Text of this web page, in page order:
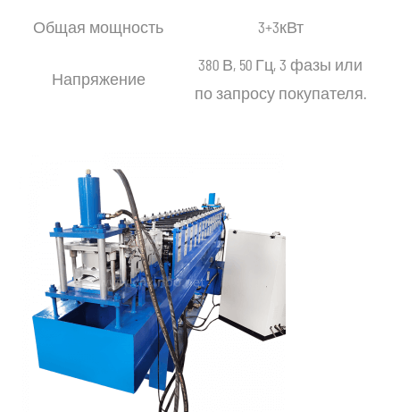
Общая мощность
3+3кВт
Напряжение
380 В, 50 Гц, 3 фазы или
по запросу покупателя.